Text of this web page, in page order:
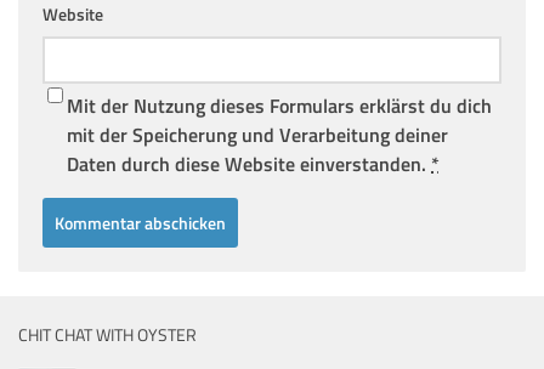
Website
Mit der Nutzung dieses Formulars erklärst du dich
mit der Speicherung und Verarbeitung deiner
Daten durch diese Website einverstanden. *
CHIT CHAT WITH OYSTER